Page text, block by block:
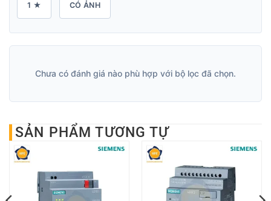
1 ★ CÓ ẢNH
Chưa có đánh giá nào phù hợp với bộ lọc đã chọn.
SẢN PHẨM TƯƠNG TỰ